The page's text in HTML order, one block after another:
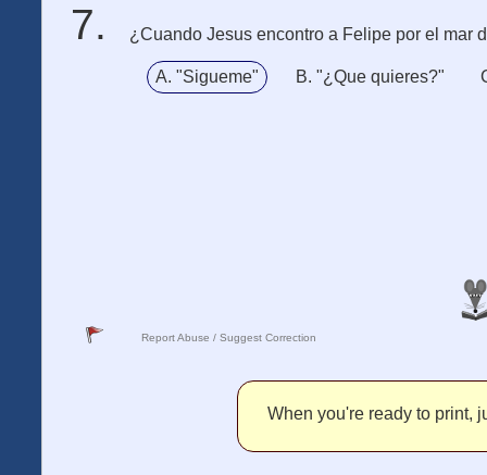
¿Cuando Jesus encontro a Felipe por el mar
A. "Sigueme" B. "¿Que quieres?"
Report Abuse / Suggest Correction
When you're ready to print,